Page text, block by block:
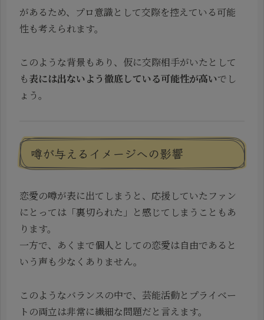
があるため、プロ意識として交際を控えている可能
性も考えられます。
このような背景もあり、仮に交際相手がいたとして
も表には出ないよう徹底している可能性が高いでし
ょう。
噂が与えるイメージへの影響
恋愛の噂が表に出てしまうと、応援していたファン
にとっては「裏切られた」と感じてしまうこともあ
ります。
一方で、あくまで個人としての恋愛は自由であると
いう声も少なくありません。
このようなバランスの中で、芸能活動とプライベー
トの両立は非常に繊細な問題だと言えます。